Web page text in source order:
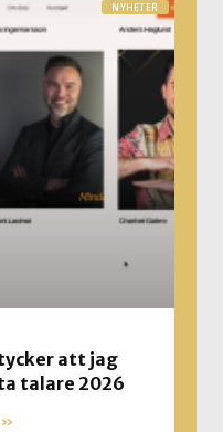
NYHETER
att jag
talare 2026
»